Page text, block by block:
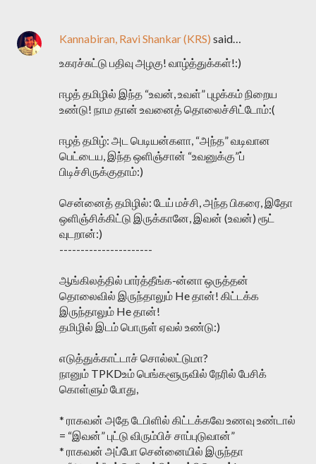
Kannabiran, Ravi Shankar (KRS) said…
உகரச்சுட்டு பதிவு அழகு! வாழ்த்துக்கள்!:)
ஈழத் தமிழில் இந்த “உவன், உவள்” புழக்கம் நிறைய
உண்டு! நாம தான் உவனைத் தொலைச்சிட்டோம்:(
ஈழத் தமிழ்: அட பெடியன்களா, “அந்த” வடிவான
பெட்டைய, இந்த ஒளிஞ்சான் “உவனுக்கு”ப்
பிடிச்சிருக்குதாம்:)
சென்னைத் தமிழில்: டேய் மச்சி, அந்த பிகரை, இதோ
ஒளிஞ்சிக்கிட்டு இருக்கானே, இவன் (உவன்) ரூட்
வுடறான்:)
----------------------
ஆங்கிலத்தில் பார்த்தீங்க-ன்னா ஒருத்தன்
தொலைவில் இருந்தாலும் He தான்! கிட்டக்க
இருந்தாலும் He தான்!
தமிழில் இடம் பொருள் ஏவல் உண்டு:)
எடுத்துக்காட்டாச் சொல்லட்டுமா?
நானும் TPKDஉம் பெங்களூருவில் நேரில் பேசிக்
கொள்ளும் போது,
* ராகவன் அதே டேபிளில் கிட்டக்கவே உணவு உண்டால்
= “இவன்” புட்டு விரும்பிச் சாப்புடுவான்”
* ராகவன் அப்போ சென்னையில் இருந்தா